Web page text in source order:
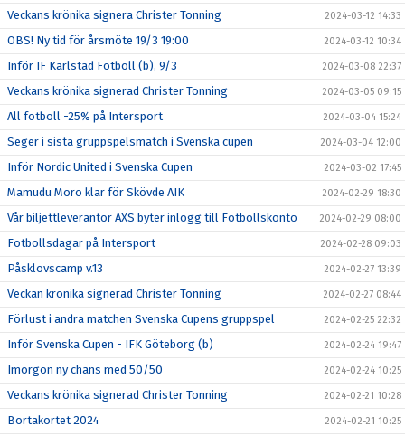
Veckans krönika signera Christer Tonning 2024-03-12 14:33
OBS! Ny tid för årsmöte 19/3 19:00 2024-03-12 10:34
Inför IF Karlstad Fotboll (b), 9/3 2024-03-08 22:37
Veckans krönika signerad Christer Tonning 2024-03-05 09:15
All fotboll -25% på Intersport 2024-03-04 15:24
Seger i sista gruppspelsmatch i Svenska cupen 2024-03-04 12:00
Inför Nordic United i Svenska Cupen 2024-03-02 17:45
Mamudu Moro klar för Skövde AIK 2024-02-29 18:30
Vår biljettleverantör AXS byter inlogg till Fotbollskonto 2024-02-29 08:00
Fotbollsdagar på Intersport 2024-02-28 09:03
Påsklovscamp v.13 2024-02-27 13:39
Veckan krönika signerad Christer Tonning 2024-02-27 08:44
Förlust i andra matchen Svenska Cupens gruppspel 2024-02-25 22:32
Inför Svenska Cupen - IFK Göteborg (b) 2024-02-24 19:47
Imorgon ny chans med 50/50 2024-02-24 10:25
Veckans krönika signerad Christer Tonning 2024-02-21 10:28
Bortakortet 2024 2024-02-21 10:25